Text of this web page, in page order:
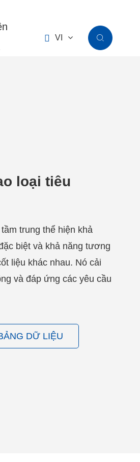
 VI 
loại tiêu
trung thể hiện khả
biệt và khả năng tương
liệu khác nhau. Nó cải
và đáp ứng các yêu cầu
DỮ LIỆU